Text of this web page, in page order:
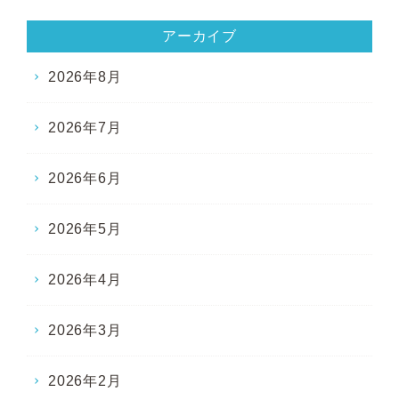
アーカイブ
2026年8月
2026年7月
2026年6月
2026年5月
2026年4月
2026年3月
2026年2月